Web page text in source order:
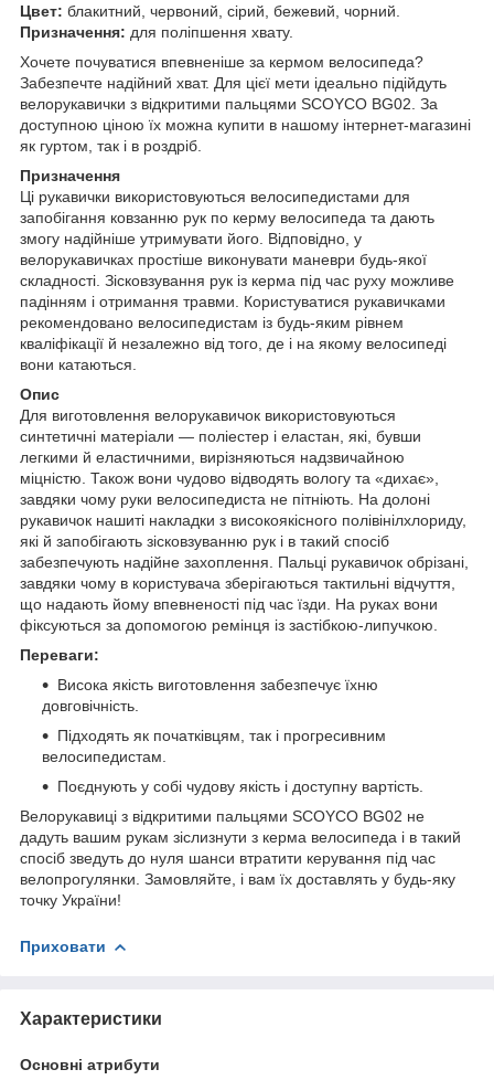
Цвет: блакитний, червоний, сірий, бежевий, чорний.
Призначення: для поліпшення хвату.
Хочете почуватися впевненіше за кермом велосипеда?
Забезпечте надійний хват. Для цієї мети ідеально підійдуть
велорукавички з відкритими пальцями SCOYCO ВG02. За
доступною ціною їх можна купити в нашому інтернет-магазині
як гуртом, так і в роздріб.
Призначення
Ці рукавички використовуються велосипедистами для
запобігання ковзанню рук по керму велосипеда та дають
змогу надійніше утримувати його. Відповідно, у
велорукавичках простіше виконувати маневри будь-якої
складності. Зісковзування рук із керма під час руху можливе
падінням і отримання травми. Користуватися рукавичками
рекомендовано велосипедистам із будь-яким рівнем
кваліфікації й незалежно від того, де і на якому велосипеді
вони катаються.
Опис
Для виготовлення велорукавичок використовуються
синтетичні матеріали — поліестер і еластан, які, бувши
легкими й еластичними, вирізняються надзвичайною
міцністю. Також вони чудово відводять вологу та «дихає»,
завдяки чому руки велосипедиста не пітніють. На долоні
рукавичок нашиті накладки з високоякісного полівінілхлориду,
які й запобігають зісковзуванню рук і в такий спосіб
забезпечують надійне захоплення. Пальці рукавичок обрізані,
завдяки чому в користувача зберігаються тактильні відчуття,
що надають йому впевненості під час їзди. На руках вони
фіксуються за допомогою ремінця із застібкою-липучкою.
Переваги:
Висока якість виготовлення забезпечує їхню
довговічність.
Підходять як початківцям, так і прогресивним
велосипедистам.
Поєднують у собі чудову якість і доступну вартість.
Велорукавиці з відкритими пальцями SCOYCO ВG02 не
дадуть вашим рукам зіслизнути з керма велосипеда і в такий
спосіб зведуть до нуля шанси втратити керування під час
велопрогулянки. Замовляйте, і вам їх доставлять у будь-яку
точку України!
Приховати
Характеристики
Основні атрибути